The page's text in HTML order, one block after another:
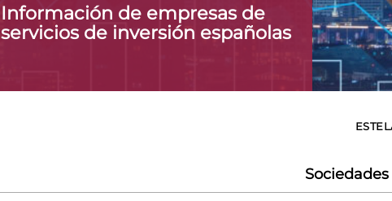
Información de empresas de
servicios de inversión españolas